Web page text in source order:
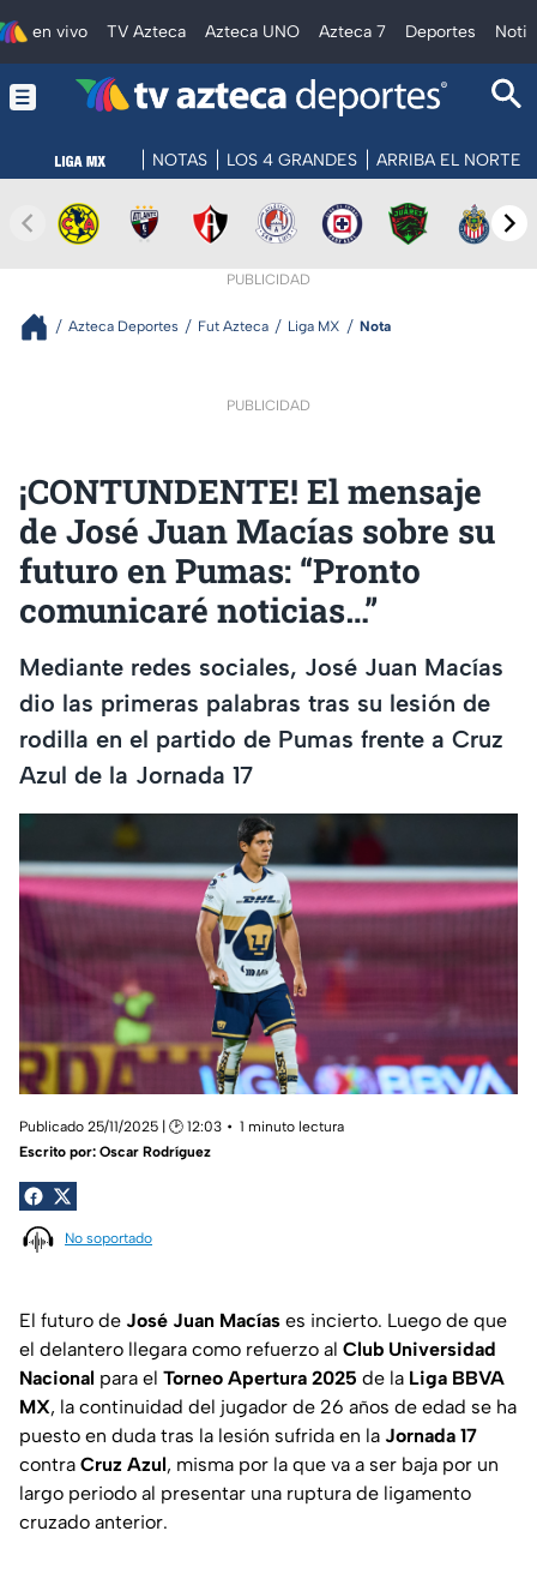
en vivo TV Azteca Azteca UNO Azteca 7 Deportes
NOTAS LOS 4 GRANDES ARRIBA EL NORTE
PUBLICIDAD
Azteca Deportes Fut Azteca Liga MX Nota
PUBLICIDAD
¡CONTUNDENTE! El mensaje
de José Juan Macías sobre su
futuro en Pumas: “Pronto
comunicaré noticias…”
Mediante redes sociales, José Juan Macías
dio las primeras palabras tras su lesión de
rodilla en el partido de Pumas frente a Cruz
Azul de la Jornada 17
Publicado 25/11/2025 | 🕑 12:03
1 minuto lectura
Escrito por: Oscar Rodríguez
No soportado
El futuro de José Juan Macías es incierto. Luego de que
el delantero llegara como refuerzo al Club Universidad
Nacional para el Torneo Apertura 2025 de la Liga BBVA
MX, la continuidad del jugador de 26 años de edad se ha
puesto en duda tras la lesión sufrida en la Jornada 17
contra Cruz Azul, misma por la que va a ser baja por un
largo periodo al presentar una ruptura de ligamento
cruzado anterior.